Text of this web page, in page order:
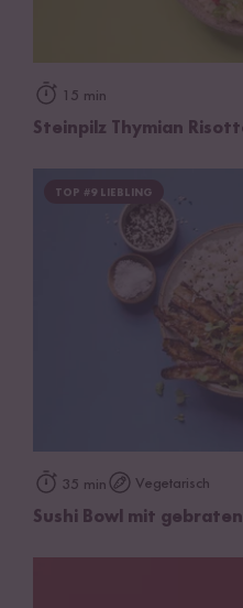
15 min
Steinpilz Thymian
TOP #9 LIEBLING
35 min Vegetarisch
Sushi Bowl mit